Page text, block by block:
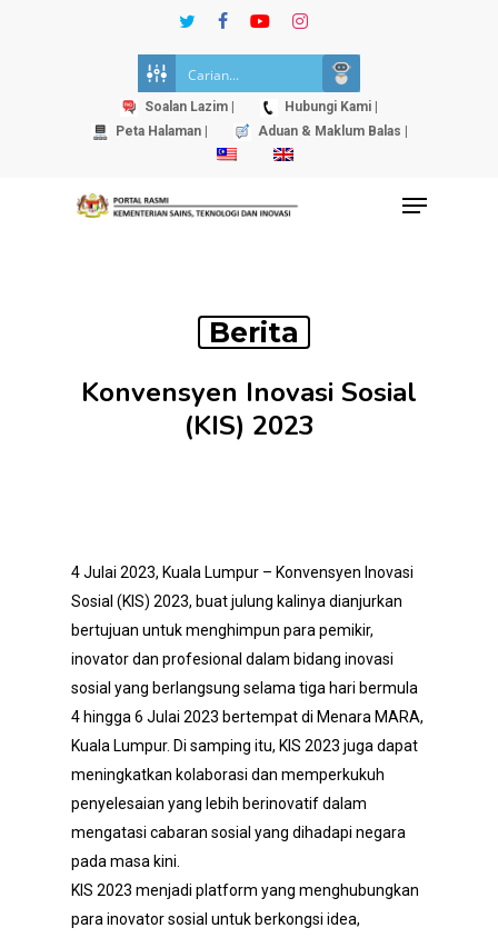
twitterfacebookyoutubeinstagram
Soalan Lazim |
Hubungi Kami |
Peta Halaman |
Aduan & Maklum Balas |
Menu
Berita
Konvensyen Inovasi Sosial
(KIS) 2023
4 Julai 2023, Kuala Lumpur – Konvensyen Inovasi
Sosial (KIS) 2023, buat julung kalinya dianjurkan
bertujuan untuk menghimpun para pemikir,
inovator dan profesional dalam bidang inovasi
sosial yang berlangsung selama tiga hari bermula
4 hingga 6 Julai 2023 bertempat di Menara MARA,
Kuala Lumpur. Di samping itu, KIS 2023 juga dapat
meningkatkan kolaborasi dan memperkukuh
penyelesaian yang lebih berinovatif dalam
mengatasi cabaran sosial yang dihadapi negara
pada masa kini.
KIS 2023 menjadi platform yang menghubungkan
para inovator sosial untuk berkongsi idea,